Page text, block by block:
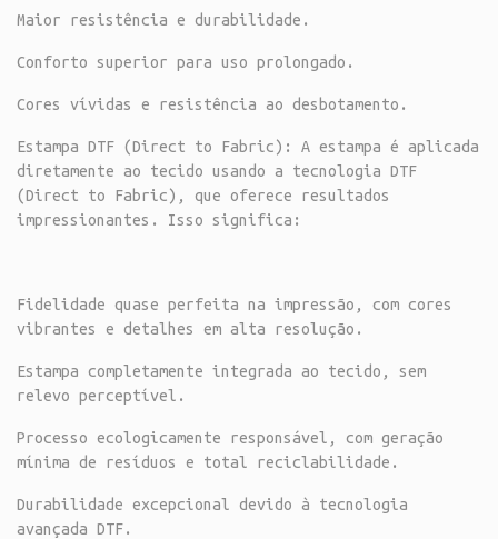
Maior resistência e durabilidade.
Conforto superior para uso prolongado.
Cores vívidas e resistência ao desbotamento.
Estampa DTF (Direct to Fabric): A estampa é aplicada
diretamente ao tecido usando a tecnologia DTF
(Direct to Fabric), que oferece resultados
impressionantes. Isso significa:
Fidelidade quase perfeita na impressão, com cores
vibrantes e detalhes em alta resolução.
Estampa completamente integrada ao tecido, sem
relevo perceptível.
Processo ecologicamente responsável, com geração
mínima de resíduos e total reciclabilidade.
Durabilidade excepcional devido à tecnologia
avançada DTF.